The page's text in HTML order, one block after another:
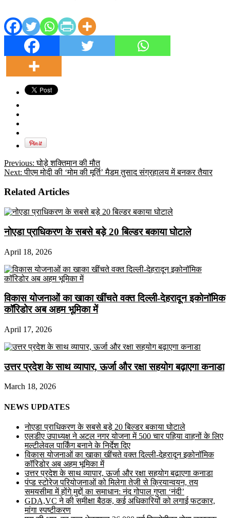
Previous: घोड़े शक्तिमान की मौत
Next: पीएम मोदी की ‘मोम की मूर्ति’ मैडम तुसाद संग्रहालय में बनकर तैयार
Related Articles
नोएडा प्राधिकरण के सबसे बड़े 20 बिल्डर बकाया घोटाले
April 18, 2026
विकास योजनाओं का खाका खींचते वक्त दिल्ली-देहरादून इकोनॉमिक
कॉरिडोर अब अहम भूमिका में
April 17, 2026
उत्तर प्रदेश के साथ व्यापार, ऊर्जा और रक्षा सहयोग बढ़ाएगा कनाडा
March 18, 2026
NEWS UPDATES
नोएडा प्राधिकरण के सबसे बड़े 20 बिल्डर बकाया घोटाले
एलडीए उपाध्यक्ष ने अटल नगर योजना में 500 चार पहिया वाहनों के लिए
मल्टीलेवल पार्किंग बनाने के निर्देश दिए
विकास योजनाओं का खाका खींचते वक्त दिल्ली-देहरादून इकोनॉमिक
कॉरिडोर अब अहम भूमिका में
उत्तर प्रदेश के साथ व्यापार, ऊर्जा और रक्षा सहयोग बढ़ाएगा कनाडा
पंप्ड स्टोरेज परियोजनाओं को मिलेगा तेजी से क्रियान्वयन, तय
समयसीमा में होंगे मुद्दों का समाधान: नंद गोपाल गुप्ता ‘नंदी’
GDA,VC ने की समीक्षा बैठक, कई अधिकारियों को लगाई फटकार,
मांगा स्पष्टीकरण